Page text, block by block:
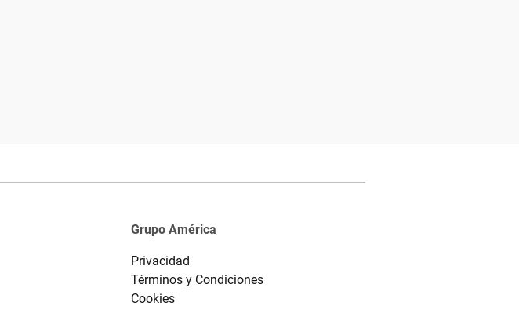
Grupo América
Privacidad
Términos y Condiciones
Cookies